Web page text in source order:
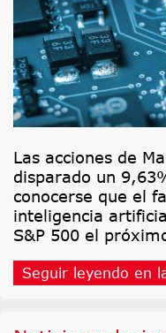
Las acciones de
disparado un
conocerse que el
inteligencia
S&P 500 el
Seguir leyendo en